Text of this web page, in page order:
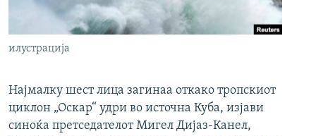
РСЕ веб страници
илустрација
Најмалку шест лица загинаа откако тропскиот
циклон „Оскар“ удри во источна Куба, изјави
синоќа претседателот Мигел Дијаз-Канел,